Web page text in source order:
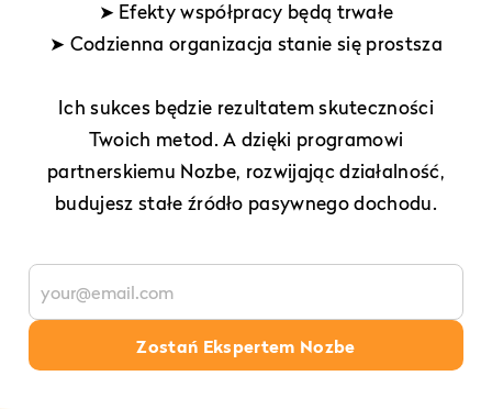
➤ Efekty współpracy będą trwałe
➤ Codzienna organizacja stanie się prostsza
Ich sukces będzie rezultatem skuteczności
Twoich metod. A dzięki programowi
partnerskiemu Nozbe, rozwijając działalność,
budujesz stałe źródło pasywnego dochodu.
Zostań Ekspertem Nozbe